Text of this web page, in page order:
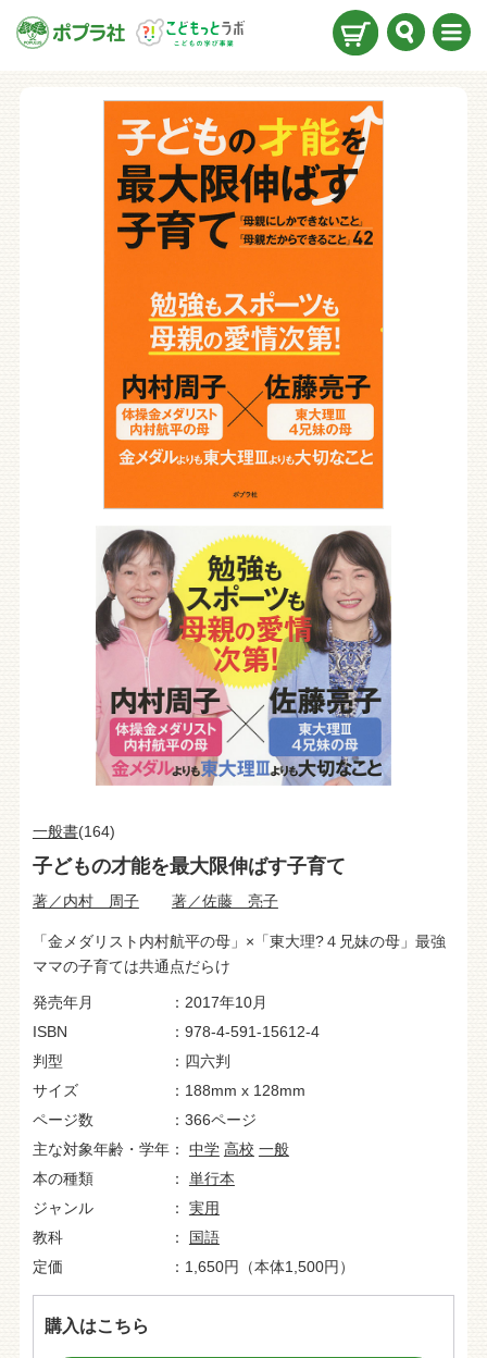
ュー
一般書(164)
子どもの才能を最大限伸ばす子育て
著／内村 周子 著／佐藤 亮子
「金メダリスト内村航平の母」×「東大理?４兄妹の母」最強
ママの子育ては共通点だらけ
発売年月
2017年10月
ISBN
978-4-591-15612-4
判型
四六判
サイズ
188mm x 128mm
ページ数
366ページ
主な対象年齢・学年
中学 高校 一般
本の種類
単行本
ジャンル
実用
教科
国語
定価
1,650円（本体1,500円）
購入はこちら